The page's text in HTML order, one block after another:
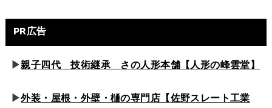
PR広告
▶親子四代 技術継承 さの人形本舗【人形の峰雲堂】
▶外装・屋根・外壁・樋の専門店【佐野スレート工業